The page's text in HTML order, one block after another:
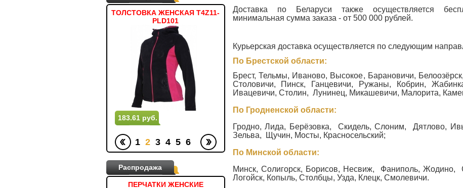
Доставка по Беларуси также осуществляется
минимальная сумма заказа - от 500 000 рублей.
Курьерская доставка осуществляется по следующим
По Брестской области:
Брест, Тельмы, Иваново, Высокое, Барановичи,
Столовичи, Пинск, Ганцевичи, Ружаны, Кобрин,
Ивацевичи, Столин, Лунинец, Микашевичи, Малорита,
По Гродненской области:
Гродно, Лида, Берёзовка, Скидель, Слоним, Дятлово,
Зельва, Щучин, Мосты, Красносельский;
По Минской области:
Минск, Солигорск, Борисов, Несвиж, Фаниполь, Жодино,
Логойск, Копыль, Столбцы, Узда, Клецк, Смолевичи.
ТОЛСТОВКА ЖЕНСКАЯ T4Z11-
PLD101
183.61 руб.
СУМКА НА ПОЯС 12-377D МЯЧ ФУТБОЛЬНЫЙ SKY
1 2 3 4 5 6
Распродажа
ПЕРЧАТКИ ЖЕНСКИЕ
ПЕРЧАТКИ ЖЕНСКИЕ MARLEN